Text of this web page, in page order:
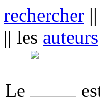
rechercher
|| les auteurs
Le